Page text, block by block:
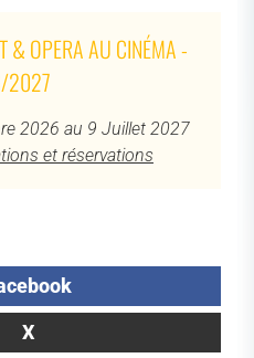
& OPERA AU CINÉMA -
2027
2026 au 9 Juillet 2027
et réservations
X